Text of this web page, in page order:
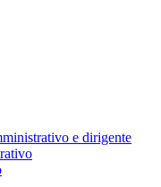
e dirigente